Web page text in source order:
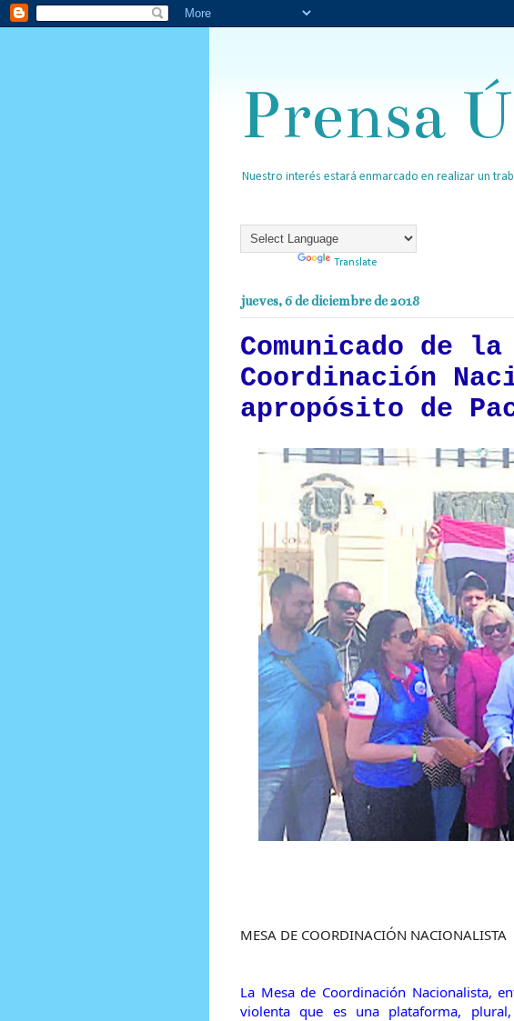
Prensa
Nuestro interés estará enmarcado en realizar un
Translate
jueves, 6 de diciembre de 2018
Comunicado de la
Coordinación
apropósito de
MESA DE COORDINACIÓN NACIONALISTA
La Mesa de Coordinación Nacionalista,
violenta que es una plataforma,